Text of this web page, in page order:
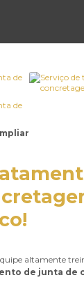
altamente
de junta de